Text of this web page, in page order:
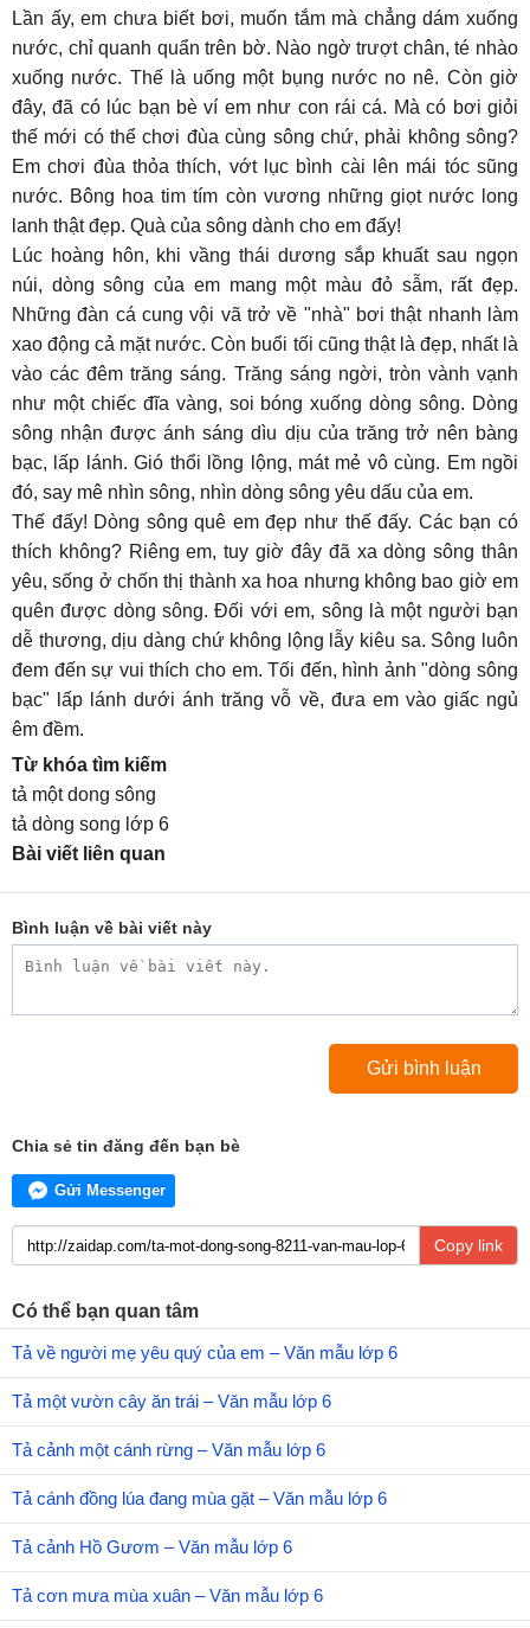
Lần ấy, em chưa biết bơi, muốn tắm mà chẳng dám xuống
nước, chỉ quanh quẩn trên bờ. Nào ngờ trượt chân, té nhào
xuống nước. Thế là uống một bụng nước no nê. Còn giờ
đây, đã có lúc bạn bè ví em như con rái cá. Mà có bơi giỏi
thế mới có thể chơi đùa cùng sông chứ, phải không sông?
Em chơi đùa thỏa thích, vớt lục bình cài lên mái tóc sũng
nước. Bông hoa tim tím còn vương những giọt nước long
lanh thật đẹp. Quà của sông dành cho em đấy!
Lúc hoàng hôn, khi vầng thái dương sắp khuất sau ngọn
núi, dòng sông của em mang một màu đỏ sẫm, rất đẹp.
Những đàn cá cung vội vã trở về "nhà" bơi thật nhanh làm
xao động cả mặt nước. Còn buổi tối cũng thật là đẹp, nhất là
vào các đêm trăng sáng. Trăng sáng ngời, tròn vành vạnh
như một chiếc đĩa vàng, soi bóng xuống dòng sông. Dòng
sông nhận được ánh sáng dìu dịu của trăng trở nên bàng
bạc, lấp lánh. Gió thổi lồng lộng, mát mẻ vô cùng. Em ngồi
đó, say mê nhìn sông, nhìn dòng sông yêu dấu của em.
Thế đấy! Dòng sông quê em đẹp như thế đấy. Các bạn có
thích không? Riêng em, tuy giờ đây đã xa dòng sông thân
yêu, sống ở chốn thị thành xa hoa nhưng không bao giờ em
quên được dòng sông. Đối với em, sông là một người bạn
dễ thương, dịu dàng chứ không lộng lẫy kiêu sa. Sông luôn
đem đến sự vui thích cho em. Tối đến, hình ảnh "dòng sông
bạc" lấp lánh dưới ánh trăng vỗ về, đưa em vào giấc ngủ
êm đềm.
Từ khóa tìm kiếm
tả một dong sông
tả dòng song lớp 6
Bài viết liên quan
Bình luận về bài viết này
Chia sẻ tin đăng đến bạn bè
Gửi Messenger
Copy link
Có thể bạn quan tâm
Tả về người mẹ yêu quý của em – Văn mẫu lớp 6
Tả một vườn cây ăn trái – Văn mẫu lớp 6
Tả cảnh một cánh rừng – Văn mẫu lớp 6
Tả cánh đồng lúa đang mùa gặt – Văn mẫu lớp 6
Tả cảnh Hồ Gươm – Văn mẫu lớp 6
Tả cơn mưa mùa xuân – Văn mẫu lớp 6